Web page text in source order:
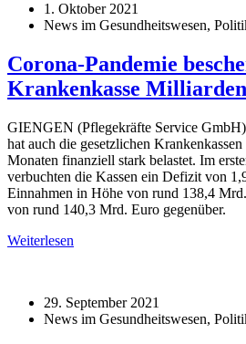
1. Oktober 2021
News im Gesundheitswesen,
Corona-Pandemie
Krankenkasse
GIENGEN (Pflegekräfte Service
hat auch die gesetzlichen
Monaten finanziell stark belastet. Im
verbuchten die Kassen ein Defizit von
Einnahmen in Höhe von rund 138,4
von rund 140,3 Mrd. Euro gegenüber.
Weiterlesen
29. September 2021
News im Gesundheitswesen,